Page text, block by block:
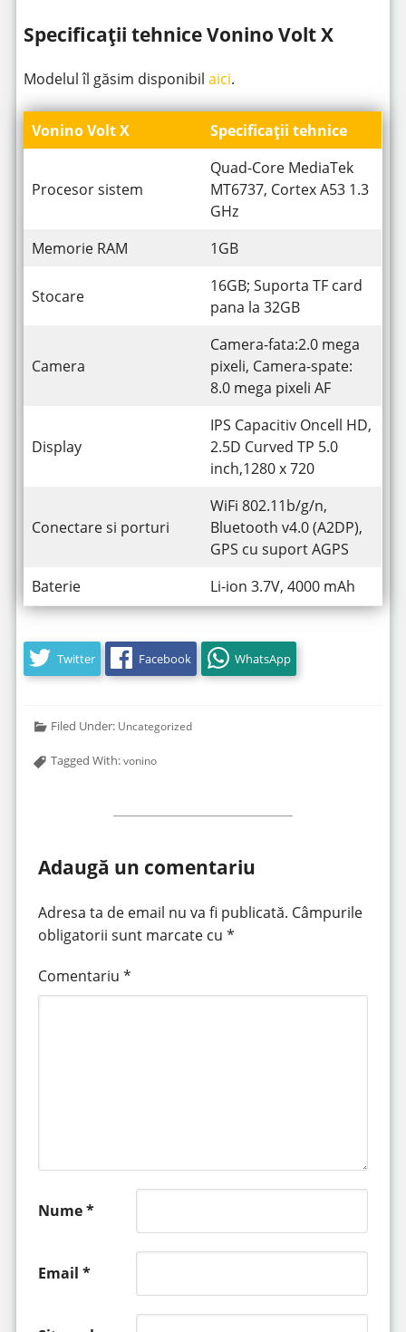
Specificații tehnice Vonino Volt X
Modelul îl găsim disponibil aici.
Vonino Volt X Specificații tehnice
Procesor sistem
Quad-Core MediaTek
MT6737, Cortex A53 1.3
GHz
Memorie RAM
1GB
Stocare
16GB; Suporta TF card
pana la 32GB
Camera
Camera-fata:2.0 mega
pixeli, Camera-spate:
8.0 mega pixeli AF
Display
IPS Capacitiv Oncell HD,
2.5D Curved TP 5.0
inch,1280 x 720
Conectare si porturi
WiFi 802.11b/g/n,
Bluetooth v4.0 (A2DP),
GPS cu suport AGPS
Baterie
Li-ion 3.7V, 4000 mAh
Twitter Facebook WhatsApp
Filed Under: Uncategorized
Tagged With:vonino
Adaugă un comentariu
Adresa ta de email nu va fi publicată. Câmpurile
obligatorii sunt marcate cu *
Comentariu *
Nume*
Email *